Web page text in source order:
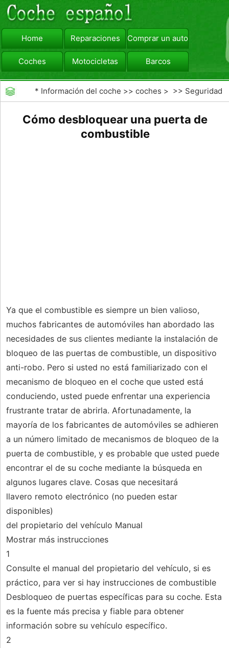
Home Reparaciones Comprar un automóvil
Coches Motocicletas Barcos
viajar Camiones
* Información del coche >>coches > >> Seguridad
Cómo desbloquear una puerta de
combustible
Ya que el combustible es siempre un bien valioso,
muchos fabricantes de automóviles han abordado las
necesidades de sus clientes mediante la instalación de
bloqueo de las puertas de combustible, un dispositivo
anti-robo. Pero si usted no está familiarizado con el
mecanismo de bloqueo en el coche que usted está
conduciendo, usted puede enfrentar una experiencia
frustrante tratar de abrirla. Afortunadamente, la
mayoría de los fabricantes de automóviles se adhieren
a un número limitado de mecanismos de bloqueo de la
puerta de combustible, y es probable que usted puede
encontrar el de su coche mediante la búsqueda en
algunos lugares clave. Cosas que necesitará
llavero remoto electrónico (no pueden estar
disponibles)
del propietario del vehículo Manual
Mostrar más instrucciones
1
Consulte el manual del propietario del vehículo, si es
práctico, para ver si hay instrucciones de combustible
Desbloqueo de puertas específicas para su coche. Esta
es la fuente más precisa y fiable para obtener
información sobre su vehículo específico.
2